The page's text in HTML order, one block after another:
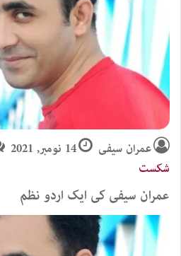
عمران سیفی 14 نومبر, 2021
شکست
عمران سیفی کی ایک اردو نظم